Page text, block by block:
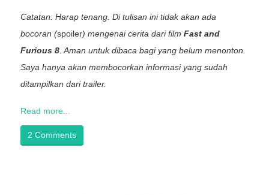
Catatan: Harap tenang. Di tulisan ini tidak akan ada
bocoran (spoiler) mengenai cerita dari film Fast and
Furious 8. Aman untuk dibaca bagi yang belum menonton.
Saya hanya akan membocorkan informasi yang sudah
ditampilkan dari trailer.
Read more...
2 Comments